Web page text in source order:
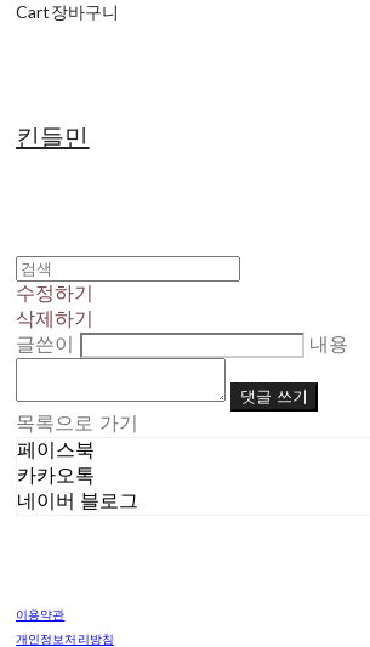
Cart장바구니
킨들민
수정하기
삭제하기
글쓴이
내용
댓글 쓰기
목록으로 가기
페이스북
카카오톡
네이버 블로그
이용약관
개인정보처리방침